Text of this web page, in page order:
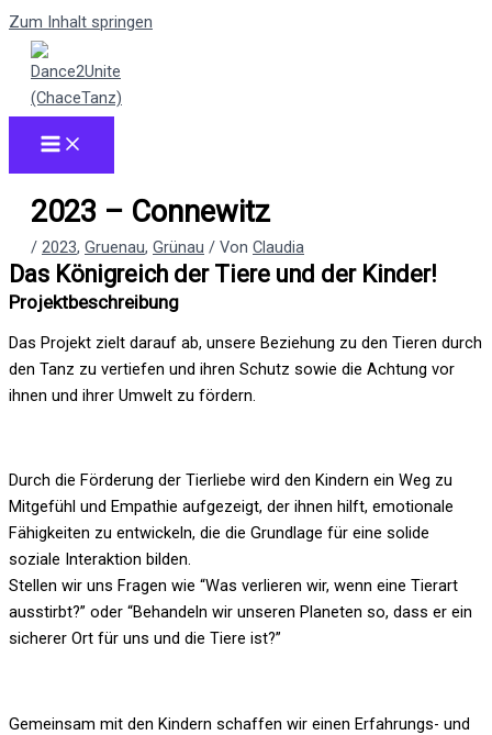
Zum Inhalt springen
2023 – Connewitz
/ 2023, Gruenau, Grünau / Von Claudia
Das Königreich der Tiere und der Kinder!​
Projektbeschreibung
Das Projekt zielt darauf ab, unsere Beziehung zu den Tieren durch
den Tanz zu vertiefen und ihren Schutz sowie die Achtung vor
ihnen und ihrer Umwelt zu fördern.
Durch die Förderung der Tierliebe wird den Kindern ein Weg zu
Mitgefühl und Empathie aufgezeigt, der ihnen hilft, emotionale
Fähigkeiten zu entwickeln, die die Grundlage für eine solide
soziale Interaktion bilden.
Stellen wir uns Fragen wie “Was verlieren wir, wenn eine Tierart
ausstirbt?” oder “Behandeln wir unseren Planeten so, dass er ein
sicherer Ort für uns und die Tiere ist?”
Gemeinsam mit den Kindern schaffen wir einen Erfahrungs- und